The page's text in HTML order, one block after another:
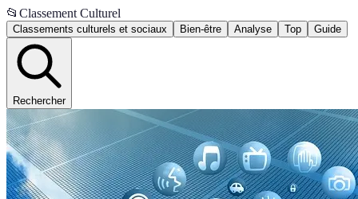
📂 Classement Culturel
Classements culturels et sociaux Bien-être Analyse Top Guide
Rechercher